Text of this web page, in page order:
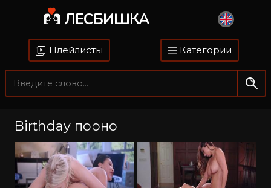
ЛЕСБИШКА
Плейлисты Категории
Birthday порно